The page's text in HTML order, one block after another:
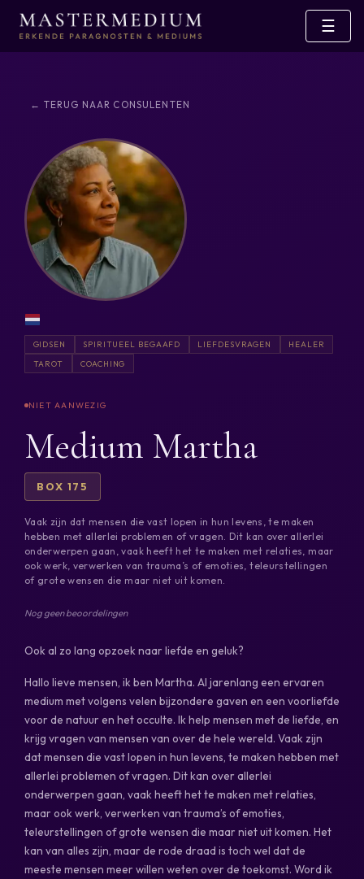
☰
← TERUG NAAR CONSULENTEN
GIDSEN SPIRITUEEL BEGAAFD LIEFDESVRAGEN
HEALER
TAROT
COACHING
Medium Martha
BOX 175
Vaak zijn dat mensen die vast lopen in hun levens, te maken
hebben met allerlei problemen of vragen. Dit kan over allerlei
onderwerpen gaan, vaak heeft het te maken met relaties, maar
ook werk, verwerken van trauma’s of emoties, teleurstellingen
of grote wensen die maar niet uit komen.
Nog geen beoordelingen
Ook al zo lang opzoek naar liefde en geluk?
Hallo lieve mensen, ik ben Martha. Al jarenlang een ervaren
medium met volgens velen bijzondere gaven en een voorliefde
voor de natuur en het occulte. Ik help mensen met de liefde, en
krijg vragen van mensen van over de hele wereld. Vaak zijn
dat mensen die vast lopen in hun levens, te maken hebben met
allerlei problemen of vragen. Dit kan over allerlei
onderwerpen gaan, vaak heeft het te maken met relaties,
maar ook werk, verwerken van trauma’s of emoties,
teleurstellingen of grote wensen die maar niet uit komen. Het
kan van alles zijn, maar de rode draad is toch wel dat de
meeste mensen meer willen weten over de toekomst. Word ik